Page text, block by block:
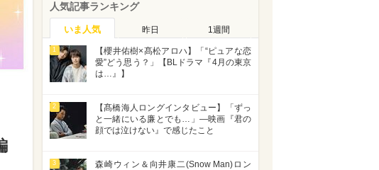
人気記事ランキング
いま人気 昨日 1週間
1
【櫻井佑樹×髙松アロハ】「“ピュアな恋
愛”どう思う？」【BLドラマ『4月の東京
は…』】
2
【髙橋海人ロングインタビュー】「ずっ
と一緒にいる廉とでも…」―映画『君の
顔では泣けない』で感じたこと
3
森崎ウィン＆向井康二(Snow Man)ロン